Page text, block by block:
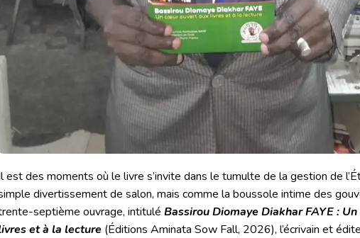
est des moments où le livre s’invite dans le tumulte de la gestion de
divertissement de salon, mais comme la boussole intime des
septième ouvrage, intitulé Bassirou Diomaye Diakhar FAYE :
et à la lecture (Éditions Aminata Sow Fall, 2026), l’écrivain et